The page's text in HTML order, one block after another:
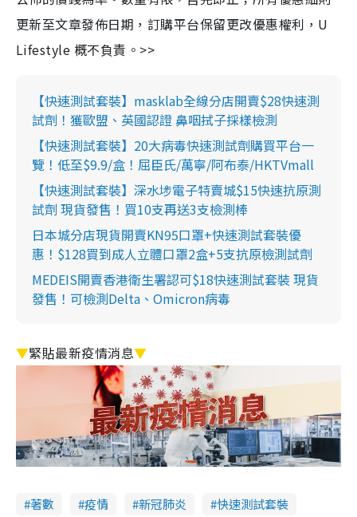
更新至文章發佈日期，訂購平台保留更改優惠權利，U
Lifestyle 概不負責。>>
【快速測試套裝】masklab全線分店開賣$28快速測
試劑！獲歐盟、英國認證 鼻咽拭子採樣檢測
【快速測試套裝】20大病毒快速測試劑購買平台一
覽！低至$9.9/盒！屈臣氏/萬寧/阿布泰/HKTVmall
【快速測試套裝】深水埗電子特賣城$15快速抗原測
試劑 現貨發售！買10支再送3支檢測棒
日本城分店現貨開賣KN95口罩+快速測試套裝優
惠！$128買到成人立體口罩2盒+5支抗原檢測試劑
MEDEIS開賣香港衛生署認可$18快速測試套裝 現貨
發售！可檢測Delta、Omicron病毒
▼緊貼最新疫情消息▼
著數 疫情 新冠肺炎
快速測試套裝